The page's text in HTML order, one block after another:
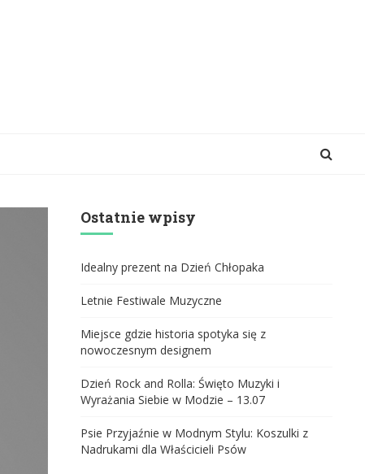
Ostatnie wpisy
Idealny prezent na Dzień Chłopaka
Letnie Festiwale Muzyczne
Miejsce gdzie historia spotyka się z
nowoczesnym designem
Dzień Rock and Rolla: Święto Muzyki i
Wyrażania Siebie w Modzie – 13.07
Psie Przyjaźnie w Modnym Stylu: Koszulki z
Nadrukami dla Właścicieli Psów